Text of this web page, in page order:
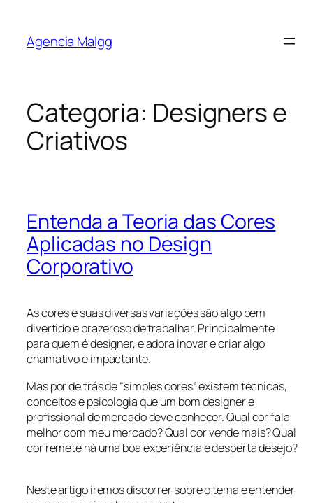
Agencia Malgg
Categoria: Designers e
Criativos
Entenda a Teoria das Cores
Aplicadas no Design
Corporativo
As cores e suas diversas variações são algo bem
divertido e prazeroso de trabalhar. Principalmente
para quem é designer, e adora inovar e criar algo
chamativo e impactante.
Mas por de trás de “simples cores” existem técnicas,
conceitos e psicologia que um bom designer e
profissional de mercado deve conhecer. Qual cor fala
melhor com meu mercado? Qual cor vende mais? Qual
cor remete há uma boa experiência e desperta desejo?
Neste artigo iremos discorrer sobre o tema e entender